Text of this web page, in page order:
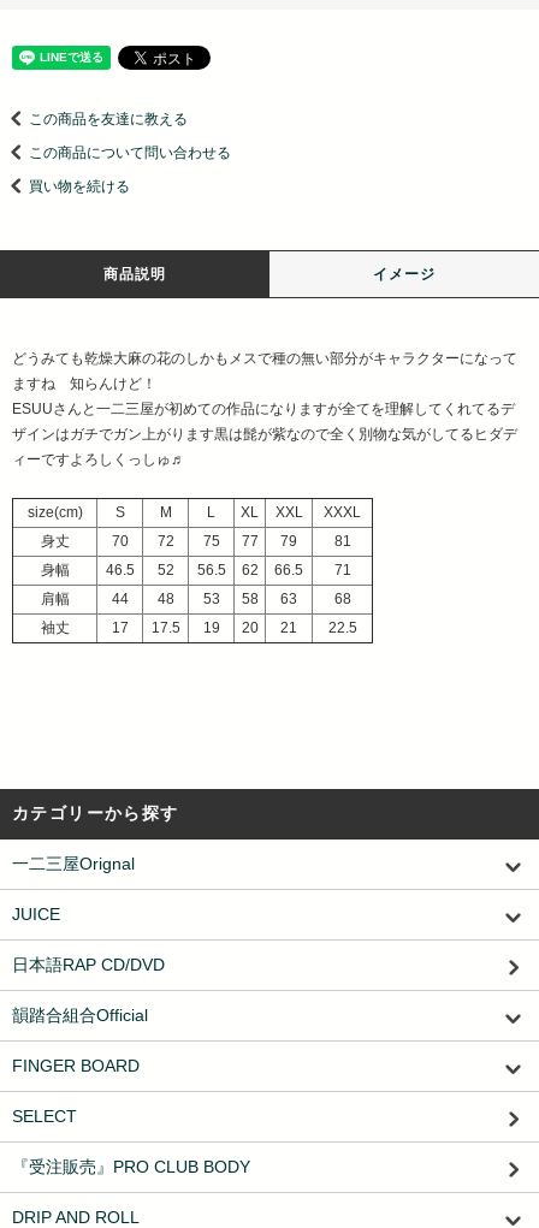
この商品を友達に教える
この商品について問い合わせる
買い物を続ける
商品説明 イメージ
どうみても乾燥大麻の花のしかもメスで種の無い部分がキャラクターになって
ますね 知らんけど！
ESUUさんと一二三屋が初めての作品になりますが全てを理解してくれてるデ
ザインはガチでガン上がります黒は髭が紫なので全く別物な気がしてるヒダデ
ィーですよろしくっしゅ♬
size(cm) S M L XL XXL
XXXL
身丈
70 72 75 77 79
81
身幅
46.5 52 56.5 62 66.5
71
肩幅
44 48 53 58 63
68
袖丈
17 17.5 19 20 21 22.5
カテゴリーから探す
一二三屋Orignal
JUICE
日本語RAP CD/DVD
韻踏合組合Official
FINGER BOARD
SELECT
『受注販売』PRO CLUB BODY
DRIP AND ROLL